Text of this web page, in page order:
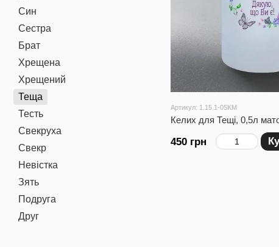
Артикул: 1.15.1-05KM
Келих для Тещі, 0,5л
450 грн
Син
Сестра
Брат
Хрещена
Хрещений
Теща
Тесть
Свекруха
Свекр
Невістка
Зять
Подруга
Друг